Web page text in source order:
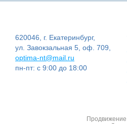
620046, г. Екатеринбург,
ул. Завокзальная 5, оф. 709,
optima-nt@mail.ru
пн-пт: с 9:00 до 18:00